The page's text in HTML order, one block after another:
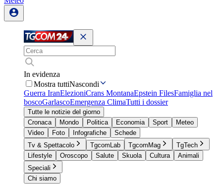
In evidenza
Mostra tuttiNascondi
Guerra IranElezioniCrans MontanaEpstein FilesFamiglia nel
boscoGarlascoEmergenza ClimaTutti i dossier
Tutte le notizie del giorno
Cronaca
Mondo Politica Economia Sport
Meteo
Video
Foto Infografiche
Schede
Tv & Spettacolo
TgcomLab TgcomMag
TgTech
Lifestyle
Oroscopo Salute Skuola Cultura
Animali
Speciali
Chi siamo